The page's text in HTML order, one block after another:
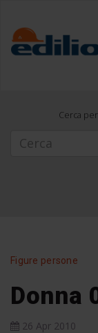
Cerca
Figure persone
Donna
26 Apr 2010